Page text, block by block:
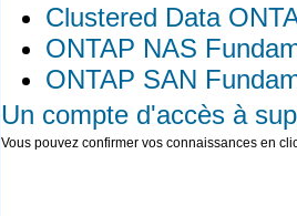
Clustered Data
ONTAP NAS
ONTAP SAN
Un compte d'accès à
Vous pouvez confirmer vos connaissances en